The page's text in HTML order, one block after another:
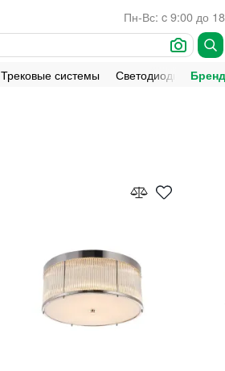
Пн-Вс: c 9:00 до
Трековые системы Светодиодная